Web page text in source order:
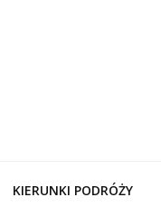
KIERUNKI PODRÓŻY